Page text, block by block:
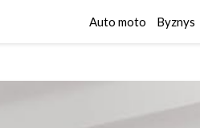
Auto moto Byznys